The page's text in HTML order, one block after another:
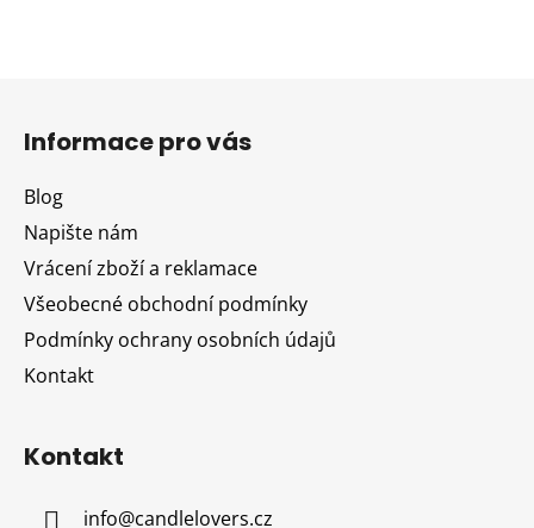
Informace pro vás
Blog
Napište nám
Vrácení zboží a reklamace
Všeobecné obchodní podmínky
Podmínky ochrany osobních údajů
Kontakt
Kontakt
info@candlelovers.cz